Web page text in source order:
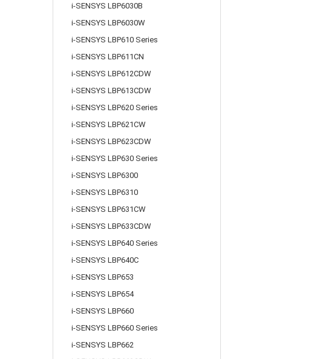
i-SENSYS LBP6030B
i-SENSYS LBP6030W
i-SENSYS LBP610 Series
i-SENSYS LBP611CN
i-SENSYS LBP612CDW
i-SENSYS LBP613CDW
i-SENSYS LBP620 Series
i-SENSYS LBP621CW
i-SENSYS LBP623CDW
i-SENSYS LBP630 Series
i-SENSYS LBP6300
i-SENSYS LBP6310
i-SENSYS LBP631CW
i-SENSYS LBP633CDW
i-SENSYS LBP640 Series
i-SENSYS LBP640C
i-SENSYS LBP653
i-SENSYS LBP654
i-SENSYS LBP660
i-SENSYS LBP660 Series
i-SENSYS LBP662